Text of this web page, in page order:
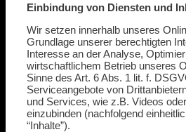
Einbindung von Diensten und
Wir setzen innerhalb unseres
Grundlage unserer berechtigten
Interesse an der Analyse,
wirtschaftlichem Betrieb unseres
Sinne des Art. 6 Abs. 1 lit. f.
Serviceangebote von
und Services, wie z.B. Videos
einzubinden (nachfolgend
“Inhalte”).